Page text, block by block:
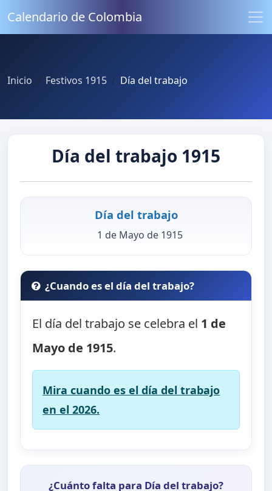
Calendario de Colombia
Inicio Festivos 1915 Día del trabajo
Día del trabajo 1915
Día del trabajo
1 de Mayo de 1915
¿Cuando es el día del trabajo?
El día del trabajo se celebra el 1 de
Mayo de 1915.
Mira cuando es el día del trabajo
en el 2026.
¿Cuánto falta para Día del trabajo?